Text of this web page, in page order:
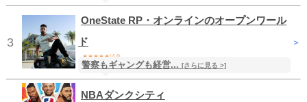
3
OneState RP・オンラインのオープンワール
ド
＞
★★★★★(4.4)
無料/ アクション
警察もギャングも経営... [さらに見る >]
NBAダンクシティ